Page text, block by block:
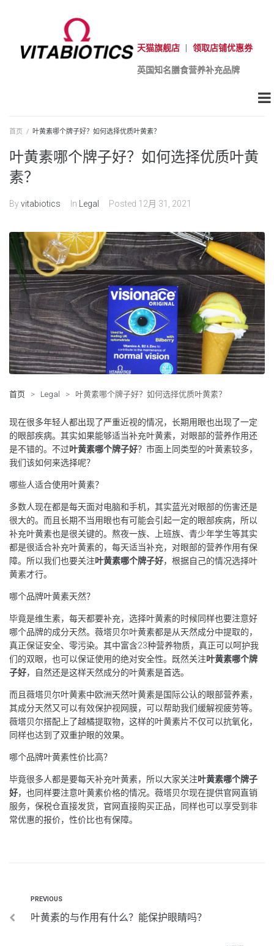
天猫旗舰店 领取店铺优惠券
英国知名膳食营养补充品牌
首页 / 叶黄素哪个牌子好？如何选择优质叶黄素？
叶黄素哪个牌子好？如何选择优质叶黄
素？
Byvitabiotics In Legal Posted 12月 31, 2021
首页 > Legal > 叶黄素哪个牌子好？如何选择优质叶黄素？
现在很多年轻人都出现了严重近视的情况，长期用眼也出现了一定
的眼部疾病。其实如果能够适当补充叶黄素，对眼部的营养作用还
是不错的。不过叶黄素哪个牌子好？市面上同类型的叶黄素较多，
我们该如何来选择呢？
哪些人适合使用叶黄素？
多数人现在都是每天面对电脑和手机，其实蓝光对眼部的伤害还是
很大的。而且长期不当用眼也有可能会引起一定的眼部疾病，所以
补充叶黄素也是很关键的。熬夜一族、上班族、青少年学生等其实
都是很适合补充叶黄素的，每天适当补充，对眼部的营养作用有保
障。所以我们也要关注叶黄素哪个牌子好，根据自己的情况选择叶
黄素才行。
哪个品牌叶黄素天然？
毕竟是维生素，每天都要补充，选择叶黄素的时候同样也要注意好
哪个品牌的成分天然。薇塔贝尔叶黄素都是从天然成分中提取的，
真正保证安全、零污染。其中富含23种营养物质，真正可以呵护我
们的双眼，也可以保证使用的绝对安全性。既然关注叶黄素哪个牌
子好，自然还是这样天然成分的叶黄素是首选。
而且薇塔贝尔叶黄素中欧洲天然叶黄素是国际公认的眼部营养素，
其成分天然又可以有效保护视网膜，可以帮助我们缓解视疲劳等。
薇塔贝尔搭配上了越橘提取物，这样的叶黄素片不仅可以抗氧化，
同样也达到了双重护眼的效果。
哪个品牌叶黄素性价比高？
毕竟很多人都是要每天补充叶黄素，所以大家关注叶黄素哪个牌子
好，也同样要注意叶黄素价格的情况。薇塔贝尔现在提供官网直销
服务，保税仓直接发货，官网直接购买正品，同样也可以享受到非
常优惠的报价，性价比也有保障。
PREVIOUS
叶黄素的与作用有什么？能保护眼睛吗？